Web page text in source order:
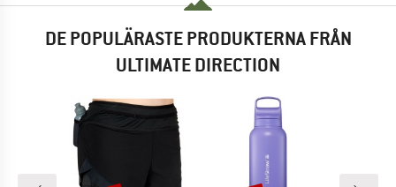
DE POPULÄRASTE PRODUKTERNA FRÅN
ULTIMATE DIRECTION